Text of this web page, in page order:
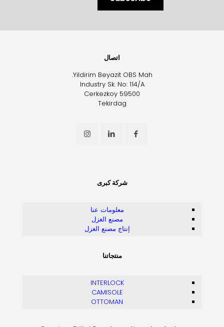
اتصال
Yildirim Beyazit OBS Mah.
Industry Sk. No: 114/A
Cerkezkoy 59500
Tekirdag
شركة كبرى
معلومات عنا
مصنع الغزل
إنتاج مصنع الغزل
منتجاتنا
INTERLOCK
CAMISOLE
OTTOMAN